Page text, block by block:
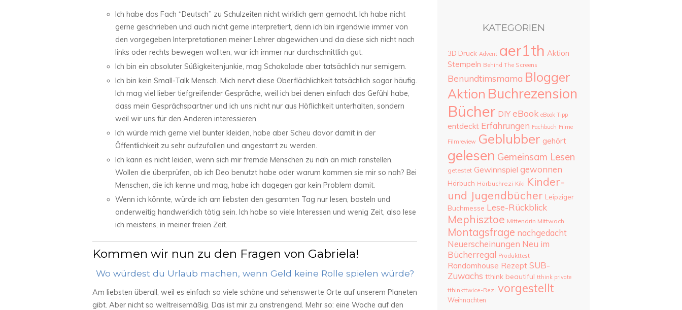
Ich habe das Fach “Deutsch” zu Schulzeiten nicht wirklich gern gemocht. Ich habe nicht
gerne geschrieben und auch nicht gerne interpretiert, denn ich bin irgendwie immer von
den vorgegeben Interpretationen meiner Lehrer abgewichen und da diese sich nicht nach
links oder rechts bewegen wollten, war ich immer nur durchschnittlich gut.
Ich bin ein absoluter Süßigkeitenjunkie, mag Schokolade aber tatsächlich nur semigern.
Ich bin kein Small-Talk Mensch. Mich nervt diese Oberflächlichkeit tatsächlich sogar häufig.
Ich mag viel lieber tiefgreifender Gespräche, weil ich bei denen einfach das Gefühl habe,
dass mein Gesprächspartner und ich uns nicht nur aus Höflichkeit unterhalten, sondern
weil wir uns für den Anderen interessieren.
Ich würde mich gerne viel bunter kleiden, habe aber Scheu davor damit in der
Öffentlichkeit zu sehr aufzufallen und angestarrt zu werden.
Ich kann es nicht leiden, wenn sich mir fremde Menschen zu nah an mich ranstellen.
Wollen die überprüfen, ob ich Deo benutzt habe oder warum kommen sie mir so nah? Bei
Menschen, die ich kenne und mag, habe ich dagegen gar kein Problem damit.
Wenn ich könnte, würde ich am liebsten den gesamten Tag nur lesen, basteln und
anderweitig handwerklich tätig sein. Ich habe so viele Interessen und wenig Zeit, also lese
ich meistens, in meiner freien Zeit.
Kommen wir nun zu den Fragen von Gabriela!
Wo würdest du Urlaub machen, wenn Geld keine Rolle spielen würde?
Am liebsten überall, weil es einfach so viele schöne und sehenswerte Orte auf unserem Planeten
gibt. Aber nicht so weltreisemäßig. Das ist mir zu anstrengend. Mehr so: eine Woche auf den
KATEGORIEN
3D Druck Advent aer1th Aktion
Stempeln Behind The Screens
Benundtimsmama Blogger
Aktion Buchrezension
Bücher DIY eBook eBook Tipp
entdeckt Erfahrungen Fachbuch Filme
Filmreview Geblubber gehört
gelesen Gemeinsam Lesen
getestet Gewinnspiel gewonnen
Hörbuch Hörbuchrezi Kiki Kinder-
und Jugendbücher Leipziger
Buchmesse Lese-Rückblick
Mephisztoe Mittendrin Mittwoch
Montagsfrage nachgedacht
Neuerscheinungen Neu im
Bücherregal Produkttest
Randomhouse Rezept SUB-
Zuwachs tthink beautiful tthink private
tthinkttwice-Rezi vorgestellt
Weihnachten